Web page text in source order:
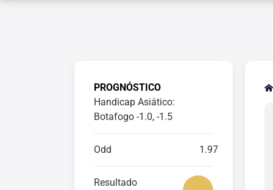
PROGNÓSTICO
Handicap Asiático:
Botafogo -1.0, -1.5
Odd 1.97
Resultado